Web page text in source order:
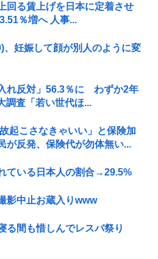
回る賃上げを日本に定着させ
％増へ 人事...
、妊娠して顔が別人のように変
れ反対」56.3％に わずか2年
調査「若い世代ほ...
起こさなきゃいい」と保険加
が反発、保険代が勿体無い...
ている日本人の割合→29.5%
影中止お蔵入りwww
る間も惜しんでレスバ祭り